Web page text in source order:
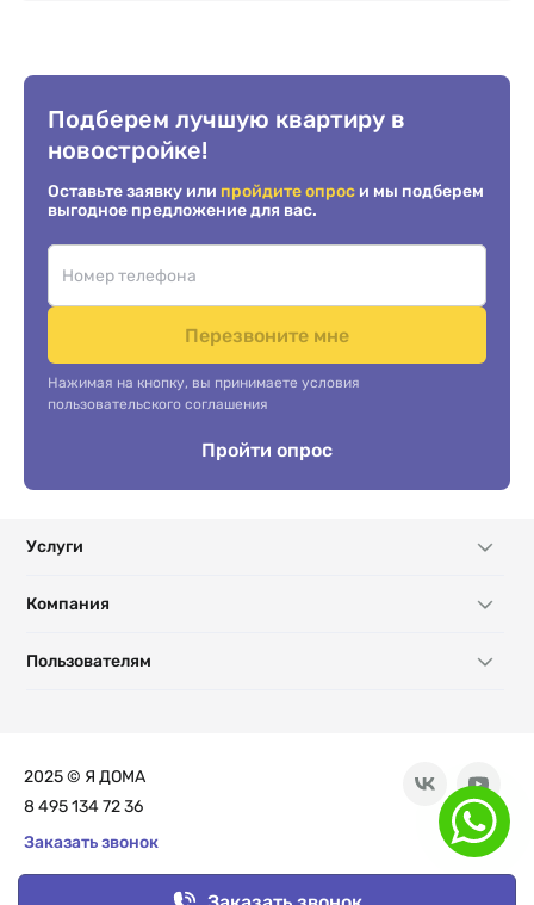
Подберем лучшую квартиру в
новостройке!
Оставьте заявку или пройдите опрос и мы подберем
выгодное предложение для вас.
Перезвоните мне
Нажимая на кнопку, вы принимаете условия
пользовательского соглашения
Пройти опрос
Услуги
Компания
Пользователям
2025 © Я ДОМА
8 495 134 72 36
Заказать звонок